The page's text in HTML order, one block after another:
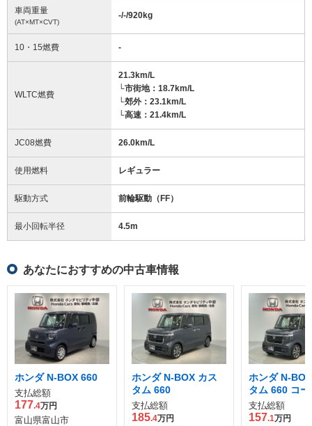
車両重量
(AT×MT×CVT)
-/-/920kg
10・15燃費 -
WLTC燃費
21.3km/L
└市街地：18.7km/L
└郊外：23.1km/L
└高速：21.4km/L
JC08燃費 26.0km/L
使用燃料 レギュラー
駆動方式 前輪駆動（FF）
最小回転半径 4.5m
あなたにおすすめの中古車情報
ホンダ N-BOX 660
支払総額
177.4万円
富山県富山市
ホンダ N-BOX カス
タム 660
支払総額
185.4万円
ホンダ N-
タム 660 コ
ートスタイル
ーン
支払総額
157.1万円